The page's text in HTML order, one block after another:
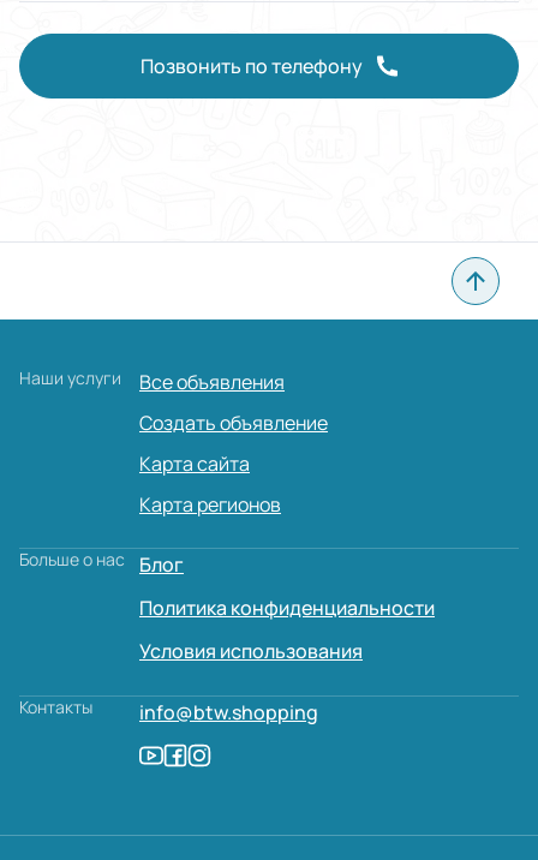
Позвонить по телефону
Наши услуги
Все объявления
Создать объявление
Карта сайта
Карта регионов
Больше о нас
Блог
Политика конфиденциальности
Условия использования
Контакты info@btw.shopping